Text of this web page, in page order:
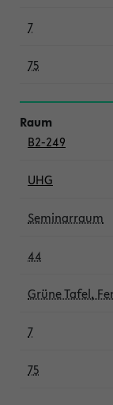
7
75
B2-249
UHG
Seminarraum
44
Grüne Tafel,
7
75